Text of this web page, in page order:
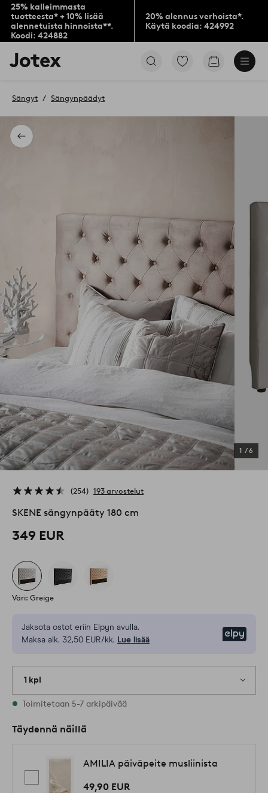
25% kalleimmasta
tuotteesta* + 10% lisää
alennetuista hinnoista**.
Koodi: 424882
20% alennus verhoista*.
Käytä koodia: 424992
Jotex-
logo
aloitussivulle
Siirry
Siirry
Takaisin
Sängyt Sängynpäädyt
1 /6
254 193 arvostelut
SKENE sängynpääty 180 cm
349 EUR
Väri: Greige
Jaksota ostot eriin Elpyn avulla.
Maksa alk. 32,50 EUR/kk. Lue lisää
1 kpl
Varastossa
Toimitetaan 5-7 arkipäivää
Täydennä näillä
AMILIA päiväpeite musliinista
49,90 EUR